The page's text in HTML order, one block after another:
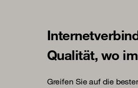
Qualität, wo
Greifen Sie auf die